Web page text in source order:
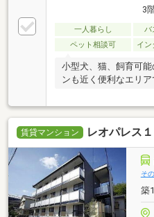
3
一人暮らし バ
ペット相談可
イン
小型犬、猫、飼育可
ンも近く便利なエリア
賃貸マンション レオパレス１
そ
築